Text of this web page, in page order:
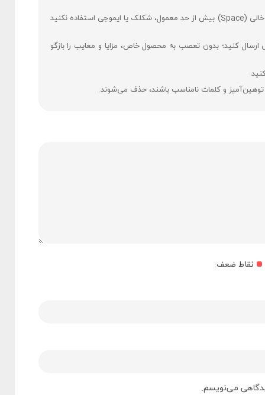
فارسی بنویسید و از کیبورد فارسی استفاده کنید. بهتر است از فضای خالی (Space) بیش ‌از‌ حدِ معمول، شکلک یا ایموجی استفاده نکنید
کنید؛ بدون تعصب به محصول خاص، مزایا و معایب را بازگو
توهین‌آمیز و کلمات نامناسب باشند، حذف می‌شوند.
نقاط ضعف:
می‌نویسم.